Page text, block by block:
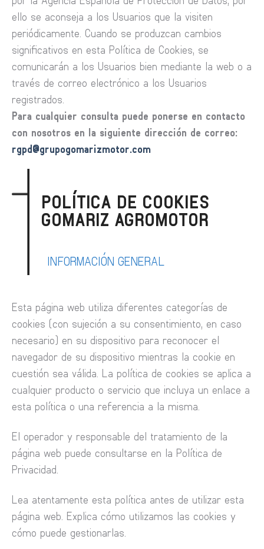
ello se aconseja a los Usuarios que la visiten
periódicamente. Cuando se produzcan cambios
significativos en esta Política de Cookies, se
comunicarán a los Usuarios bien mediante la web o a
través de correo electrónico a los Usuarios
registrados.
Para cualquier consulta puede ponerse en contacto
con nosotros en la siguiente dirección de correo:
rgpd@grupogomarizmotor.com
POLÍTICA DE COOKIES
GOMARIZ AGROMOTOR
INFORMACIÓN GENERAL
Esta página web utiliza diferentes categorías de
cookies (con sujeción a su consentimiento, en caso
necesario) en su dispositivo para reconocer el
navegador de su dispositivo mientras la cookie en
cuestión sea válida. La política de cookies se aplica a
cualquier producto o servicio que incluya un enlace a
esta política o una referencia a la misma.
El operador y responsable del tratamiento de la
página web puede consultarse en la Política de
Privacidad.
Lea atentamente esta política antes de utilizar esta
página web. Explica cómo utilizamos las cookies y
cómo puede gestionarlas.